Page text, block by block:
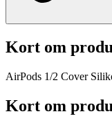
Kort om
AirPods 1/2 Cover
Kort om